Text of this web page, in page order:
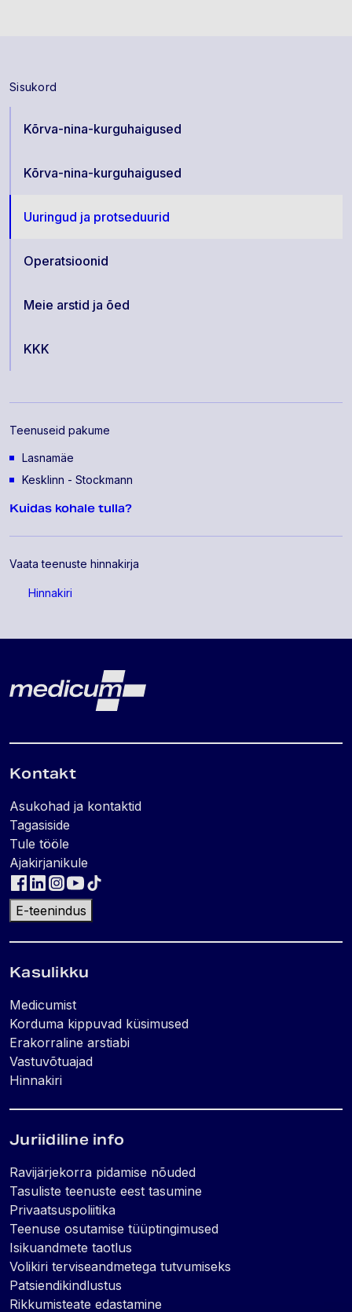
Sisukord
Kõrva-nina-kurguhaigused
Kõrva-nina-kurguhaigused
Uuringud ja protseduurid
Operatsioonid
Meie arstid ja õed
KKK
Teenuseid pakume
Lasnamäe
Kesklinn - Stockmann
Kuidas kohale tulla?
Vaata teenuste hinnakirja
Hinnakiri
Lehe jalus
Kontakt
Asukohad ja kontaktid
Tagasiside
Tule tööle
Ajakirjanikule
E-teenindus
Kasulikku
Medicumist
Korduma kippuvad küsimused
Erakorraline arstiabi
Vastuvõtuajad
Hinnakiri
Juriidiline info
Ravijärjekorra pidamise nõuded
Tasuliste teenuste eest tasumine
Privaatsuspoliitika
Teenuse osutamise tüüptingimused
Isikuandmete taotlus
Volikiri terviseandmetega tutvumiseks
Patsiendikindlustus
Rikkumisteate edastamine